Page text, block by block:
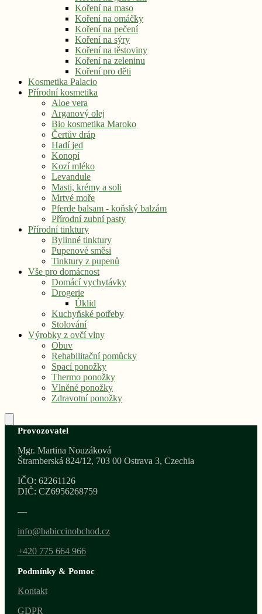
Koření na maso
Koření na omáčky
Koření na pečení
Koření na sýry
Koření na těstoviny
Koření na zeleninu
Koření pro děti
Kosmetika Palacio
Přírodní kosmetika
Aloe vera
Arganový olej
Bio kosmetika Maroko
Čertův dráp
Hadí jed
Konopí
Kozí mléko
Levandule
Masti, krémy a soli
Mrtvé moře
Pferde balsam - koňský balzám
Přírodní zubní pasty
Přírodní tinktury
Bylinné tinktury
Pupenové směsi
Tinktury z pupenů
Vše pro domácnost
Domácí vychytávky
Drogerie
Úklid
Kuchyňské potřeby
Stolování
Výrobky z ovčí vlny
Obuv
Rehabilitační pomůcky
Spací ponožky
Thermo ponožky
Vlněné ponožky
Zdravotní ponožky
Provozovatel
Mgr. Martina Nouzáková
Štramberská 824/12, 703 00 Ostrava 3, Czechia
IČO: 62261126
DIČ: CZ6956268759
—
info@babiccinobchod.cz
+420 775 664 966
Podmínky & Pomoc
Kontakt
GDPR